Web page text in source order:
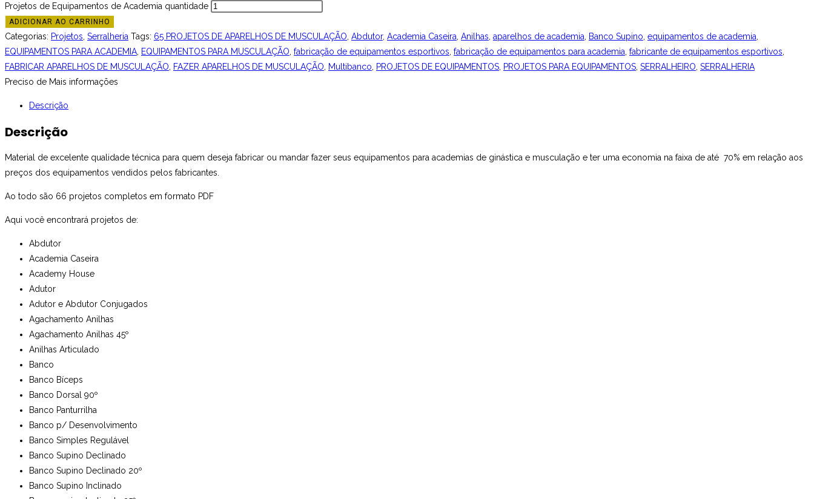
Projetos de Equipamentos de Academia quantidade
ADICIONAR AO CARRINHO
Categorias: Projetos Serralheria Tags: 65 PROJETOS DE APARELHOS DE MUSCULAÇÃO Abdutor, Academia Caseira Anilhas aparelhos de academia Banco Supino equipamentos de academia
EQUIPAMENTOS PARA ACADEMIA EQUIPAMENTOS PARA MUSCULAÇÃO fabricação de equipamentos esportivos fabricação de equipamentos para academia fabricante de equipamentos esportivos
FABRICAR APARELHOS DE MUSCULAÇÃO
FAZER APARELHOS DE MUSCULAÇÃO Multibanco PROJETOS DE EQUIPAMENTOS PROJETOS PARA EQUIPAMENTOS SERRALHEIRO SERRALHERIA
Preciso de Mais informações
Descrição
Descrição
Material de excelente qualidade técnica para quem deseja fabricar ou mandar fazer seus equipamentos para academias de ginástica e musculação e ter uma economia na faixa de até 70% em relação aos
preços dos equipamentos vendidos pelos fabricantes.
Ao todo são 66 projetos completos em formato PDF
Aqui você encontrará projetos de:
Abdutor
Academia Caseira
Academy House
Adutor
Adutor e Abdutor Conjugados
Agachamento Anilhas
Agachamento Anilhas 45º
Anilhas Articulado
Banco
Banco Bíceps
Banco Dorsal 90º
Banco Panturrilha
Banco p/ Desenvolvimento
Banco Simples Regulável
Banco Supino Declinado
Banco Supino Declinado 20º
Banco Supino Inclinado